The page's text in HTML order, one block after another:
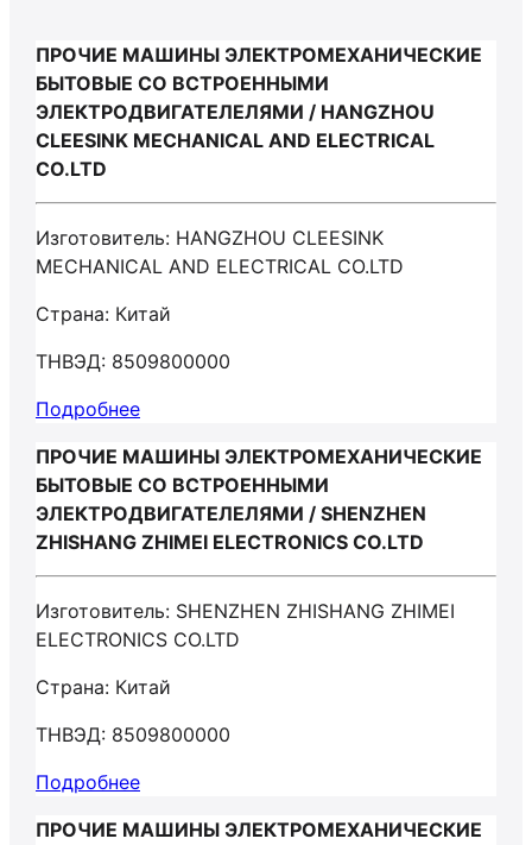
ПРОЧИЕ МАШИНЫ ЭЛЕКТРОМЕХАНИЧЕСКИЕ
БЫТОВЫЕ СО ВСТРОЕННЫМИ
ЭЛЕКТРОДВИГАТЕЛЕЛЯМИ / HANGZHOU
CLEESINK MECHANICAL AND ELECTRICAL
CO.LTD
Изготовитель: HANGZHOU CLEESINK
MECHANICAL AND ELECTRICAL CO.LTD
Страна: Китай
ТНВЭД: 8509800000
Подробнее
ПРОЧИЕ МАШИНЫ ЭЛЕКТРОМЕХАНИЧЕСКИЕ
БЫТОВЫЕ СО ВСТРОЕННЫМИ
ЭЛЕКТРОДВИГАТЕЛЕЛЯМИ / SHENZHEN
ZHISHANG ZHIMEI ELECTRONICS CO.LTD
Изготовитель: SHENZHEN ZHISHANG ZHIMEI
ELECTRONICS CO.LTD
Страна: Китай
ТНВЭД: 8509800000
Подробнее
ПРОЧИЕ МАШИНЫ ЭЛЕКТРОМЕХАНИЧЕСКИЕ